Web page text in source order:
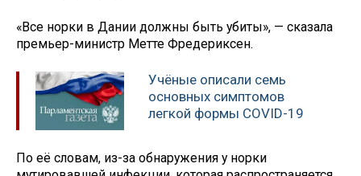
«Все норки в Дании должны быть убиты», — сказала
премьер-министр Метте Фредериксен.
Учёные описали семь
основных симптомов
легкой формы COVID-19
По её словам, из-за обнаружения у норки